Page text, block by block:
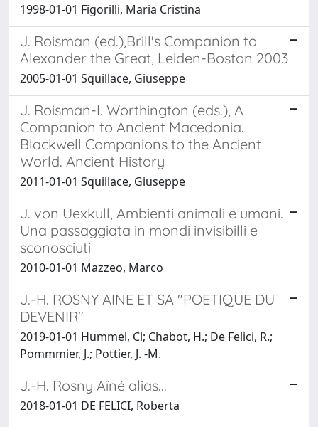
1998-01-01 Figorilli, Maria Cristina
J. Roisman (ed.),Brill's Companion to
Alexander the Great, Leiden-Boston 2003
2005-01-01 Squillace, Giuseppe
J. Roisman-I. Worthington (eds.), A
Companion to Ancient Macedonia.
Blackwell Companions to the Ancient
World. Ancient History
2011-01-01 Squillace, Giuseppe
J. von Uexkull, Ambienti animali e umani.
Una passaggiata in mondi invisibilli e
sconosciuti
2010-01-01 Mazzeo, Marco
J.-H. ROSNY AINE ET SA "POETIQUE DU
DEVENIR"
2019-01-01 Hummel, Cl; Chabot, H.; De Felici, R.;
Pommmier, J.; Pottier, J. -M.
J.-H. Rosny Aîné alias...
2018-01-01 DE FELICI, Roberta